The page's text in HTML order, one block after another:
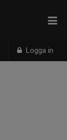
Logga in